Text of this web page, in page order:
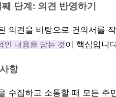
단계: 의견 반영하기
의견을 바탕으로 건의서를
인 내용을 담는 것이 핵심입니
항
수집하고 소통할 때 모든 주